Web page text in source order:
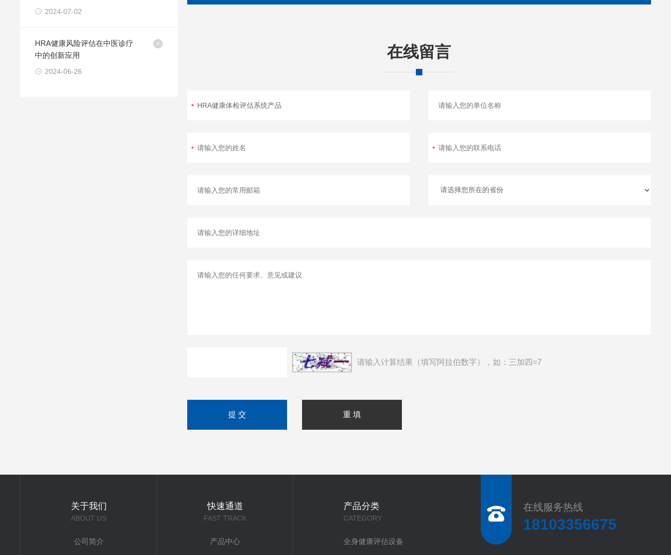
2024-07-02
HRA健康风险评估在中医诊疗
中的创新应用
2024-06-26
在线留言
请输入计算结果（填写阿拉伯数字），如：三加四=7
关于我们
ABOUT US
公司简介
快速通道
FAST TRACK
产品中心
产品分类
CATEGORY
全身健康评估设备
在线服务热线
18103356675